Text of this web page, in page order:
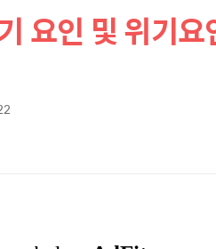
요인 및 위기